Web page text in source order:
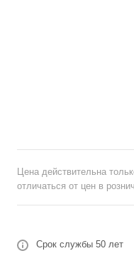
Цена действительна
отличаться от цен в
Срок службы 50 лет